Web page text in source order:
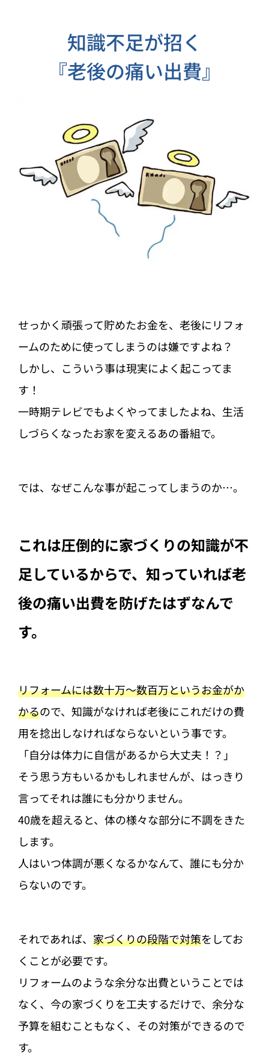
知識不足が招く
『老後の痛い出費』
せっかく頑張って貯めたお金を、老後にリフォ
ームのために使ってしまうのは嫌ですよね？
しかし、こういう事は現実によく起こってま
す！
一時期テレビでもよくやってましたよね、生活
しづらくなったお家を変えるあの番組で。
では、なぜこんな事が起こってしまうのか…。
これは圧倒的に家づくりの知識が不
足しているからで、知っていれば老
後の痛い出費を防げたはずなんで
す。
リフォームには数十万～数百万というお金がか
かるので、知識がなければ老後にこれだけの費
用を捻出しなければならないという事です。
「自分は体力に自信があるから大丈夫！？」
そう思う方もいるかもしれませんが、はっきり
言ってそれは誰にも分かりません。
40歳を超えると、体の様々な部分に不調をきた
します。
人はいつ体調が悪くなるかなんて、誰にも分か
らないのです。
それであれば、 家づくりの段階で対策をしてお
くことが必要です。
リフォームのような余分な出費ということでは
なく、今の家づくりを工夫するだけで、余分な
予算を組むこともなく、その対策ができるので
す。